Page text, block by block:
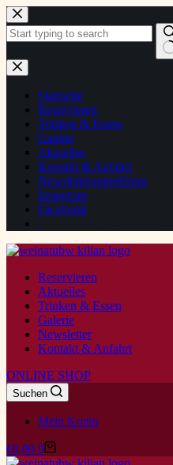
Zum
Inhalt
springen
Keine
Ergebnisse
Startseite
Reservieren
Trinken & Essen
Galerie
Aktuelles
Kontakt & Anfahrt
Newsletteranmeldung
Instagram
Facebook
Reservieren
Aktuelles
Trinken & Essen
Galerie
Newsletter
Kontakt & Anfahrt
ONLINE SHOP
Suchen
Mein Konto
Warenkorb
€0,00 0